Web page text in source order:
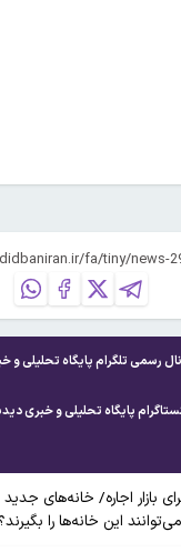
رسمی تلگرام پایگاه تحلیلی و
پایگاه تحلیلی و خبری
اجاره/ خانه‌های جدید
این خانه‌ها را بگیرند؟